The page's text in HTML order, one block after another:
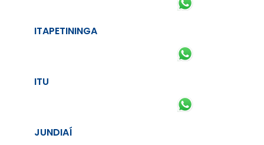
ITAPETININGA
ITU
JUNDIAÍ